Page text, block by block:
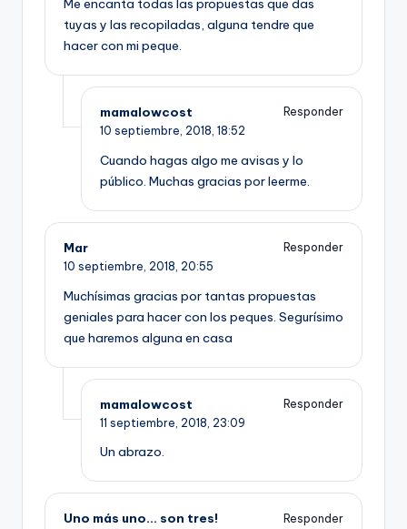
Me encanta todas las propuestas que das
tuyas y las recopiladas, alguna tendre que
hacer con mi peque.
mamalowcost
Responder
10 septiembre, 2018, 18:52
Cuando hagas algo me avisas y lo
público. Muchas gracias por leerme.
Mar
Responder
10 septiembre, 2018, 20:55
Muchísimas gracias por tantas propuestas
geniales para hacer con los peques. Segurísimo
que haremos alguna en casa
mamalowcost
Responder
11 septiembre, 2018, 23:09
Un abrazo.
Uno más uno... son tres!
Responder